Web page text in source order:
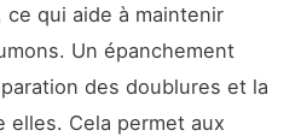
qui aide à maintenir
Un épanchement
des doublures et la
Cela permet aux